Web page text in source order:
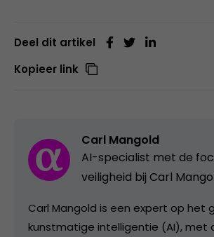
Deel dit artikel
Kopieer link
Carl Mangold
AI-specialist met de
veiligheid bij Carl
Carl Mangold is een expert op het
kunstmatige intelligentie (AI), met